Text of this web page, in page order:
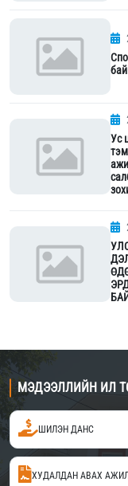
Ус
МЭДЭЭЛЛИЙН ИЛ
ШИЛЭН ДАНС
ХУДАЛДАН АВАХ